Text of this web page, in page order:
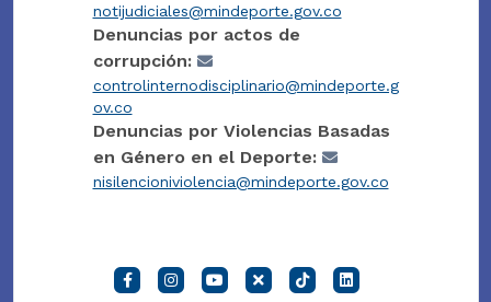
notijudiciales@mindeporte.gov.co
Denuncias por actos de
corrupción:
controlinternodisciplinario@mindeporte.g
ov.co
Denuncias por Violencias Basadas
en Género en el Deporte:
nisilencioniviolencia@mindeporte.gov.co